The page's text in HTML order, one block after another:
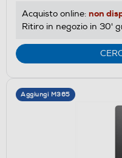
Acquisto online: non
Ritiro in negozio in 30'
Aggiungi M365